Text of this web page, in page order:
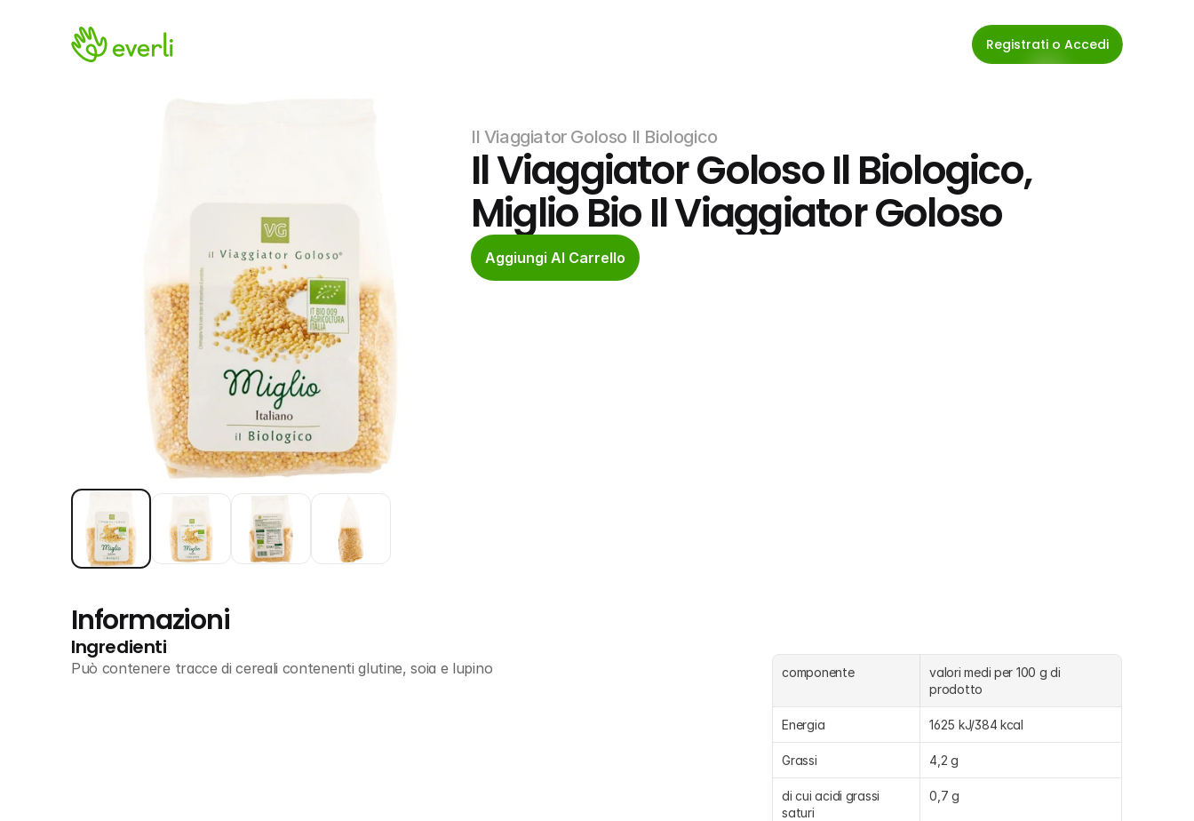
Registrati o Accedi
Il Viaggiator Goloso Il Biologico
Il Viaggiator Goloso Il Biologico,
Miglio Bio Il Viaggiator Goloso
Aggiungi Al Carrello
Informazioni
Ingredienti
Può contenere tracce di cereali contenenti glutine, soia e lupino componente
valori medi per 100 g di
prodotto
Energia 1625 kJ/384 kcal
Grassi 4,2 g
di cui acidi grassi
saturi
0,7 g